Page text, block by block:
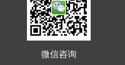
微信咨询